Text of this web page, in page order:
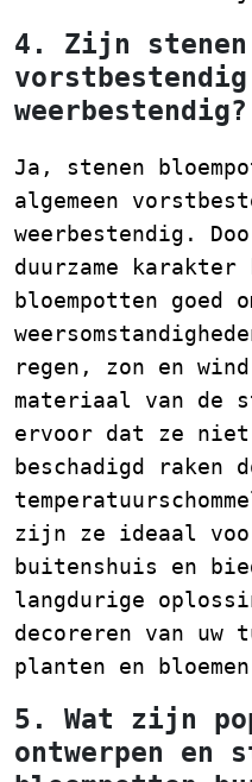
4. Zijn stenen
weerbestendig?
Ja, stenen
algemeen
weerbestendig.
duurzame karakter
bloempotten goed
regen, zon en
materiaal van de
ervoor dat ze
beschadigd raken
zijn ze ideaal
buitenshuis en
langdurige
decoreren van
planten en
5. Wat zijn
ontwerpen en